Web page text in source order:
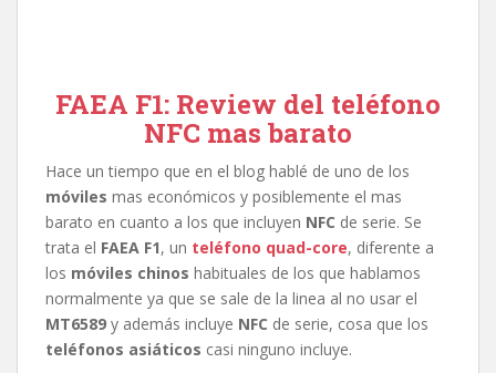
FAEA F1: Review del teléfono
NFC mas barato
Hace un tiempo que en el blog hablé de uno de los
móviles mas económicos y posiblemente el mas
barato en cuanto a los que incluyen NFC de serie. Se
trata el FAEA F1, un teléfono quad-core, diferente a
los móviles chinos habituales de los que hablamos
normalmente ya que se sale de la linea al no usar el
MT6589 y además incluye NFC de serie, cosa que los
teléfonos asiáticos casi ninguno incluye.